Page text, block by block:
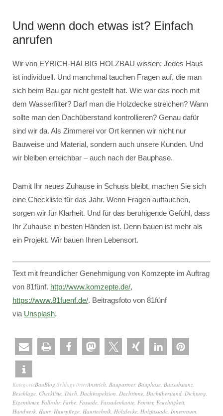
Und wenn doch etwas ist? Einfach
anrufen
Wir von EYRICH-HALBIG HOLZBAU wissen: Jedes Haus
ist individuell. Und manchmal tauchen Fragen auf, die man
sich beim Bau gar nicht gestellt hat. Wie war das noch mit
dem Wasserfilter? Darf man die Holzdecke streichen? Wann
sollte man den Dachüberstand kontrollieren? Genau dafür
sind wir da. Als Zimmerei vor Ort kennen wir nicht nur
Bauweise und Material, sondern auch unsere Kunden. Und
wir bleiben erreichbar – auch nach der Bauphase.
Damit Ihr neues Zuhause in Schuss bleibt, machen Sie sich
eine Checkliste für das Jahr. Wenn Fragen auftauchen,
sorgen wir für Klarheit. Und für das beruhigende Gefühl, dass
Ihr Zuhause in besten Händen ist. Denn bauen ist mehr als
ein Projekt. Wir bauen Ihren Lebensort.
Text mit freundlicher Genehmigung von Komzepte im Auftrag
von 81fünf. http://www.komzepte.de/,
https://www.81fuenf.de/. Beitragsfoto von 81fünf
via Unsplash.
KategorieBauBlog SchlagwörterAnstrich, Baupartner, Bauphase, Bausubstanz,
Beschlage, Checkliste, Dach, Dachinspektion, Dachrinne, Dachüberstand, Dichtung,
Eigentümer, Fallrohr, Farbe, Fassade, Fassadenkante, Fenster, Feuchtigkeit,
Handwerk, Haus, Hauspflege, Haustechnik, Holzdecke, Holzfassade, Innenraum,